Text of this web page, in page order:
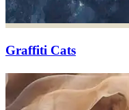
Graffiti Cats